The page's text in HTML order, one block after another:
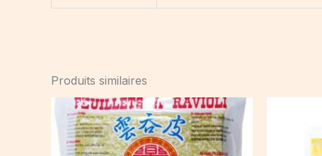
Produits similaires